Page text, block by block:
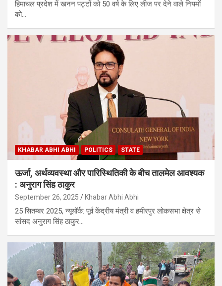
हिमाचल प्रदेश में खनन पट्टों को 50 वर्ष के लिए लीज पर देने वाले नियमों
को…
KHABAR ABHI ABHI POLITICS STATE
ऊर्जा, अर्थव्यवस्था और पारिस्थितिकी के बीच तालमेल आवश्यक
: अनुराग सिंह ठाकुर
September 26, 2025 Khabar Abhi Abhi
25 सितम्बर 2025, न्यूयॉर्क: पूर्व केंद्रीय मंत्री व हमीरपुर लोकसभा क्षेत्र से
सांसद अनुराग सिंह ठाकुर…